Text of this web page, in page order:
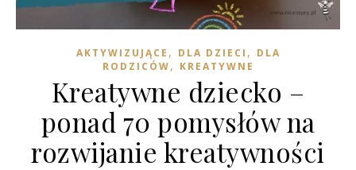
AKTYWIZUJĄCE , DLA DZIECI , DLA
RODZICÓW, KREATYWNE
Kreatywne dziecko –
ponad 70 pomysłów na
rozwijanie kreatywności